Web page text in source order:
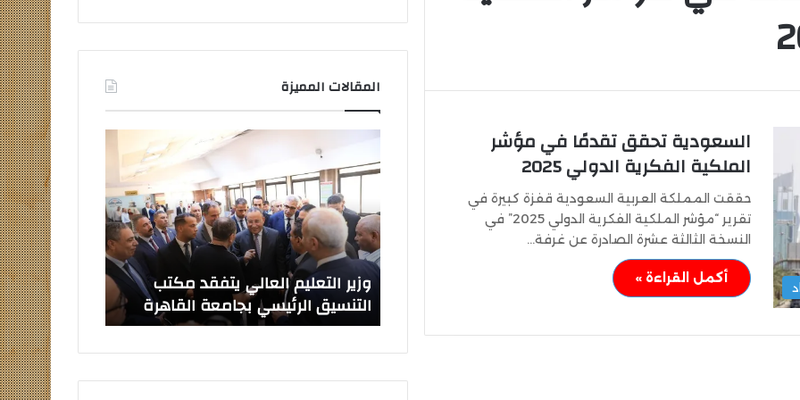
السعودية تحقق تقدمًا في مؤشر
الملكية الفكرية الدولي 2025
حققت المملكة العربية السعودية قفزة كبيرة في
تقرير “مؤشر الملكية الفكرية الدولي 2025” في
النسخة الثالثة عشرة الصادرة عن غرفة…
أكمل القراءة »
المقالات المميزة
جهودها للتصدي
وزير
الشباب
والرياضة
يهنئ
منتخب
مصر
للشطرنج
وزير الشباب والرياضة يهنئ منتخب
مصر للشطرنج
وزير
العالي
مكتب
التنسيق
الرئيسي
بجامعة
القاهرة
وزير التعليم العالي يتفقد مكتب
التنسيق الرئيسي بجامعة القاهرة
بتعيين
قيادات
جديدة
صدور
جامعية